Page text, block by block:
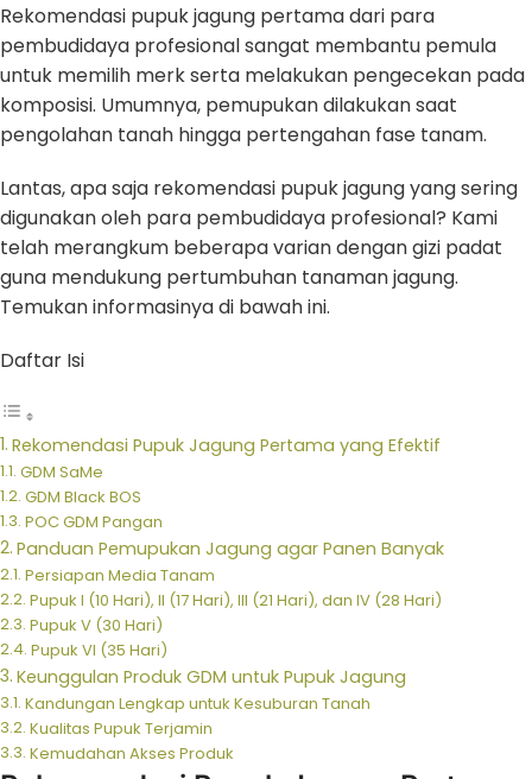
Rekomendasi pupuk jagung pertama dari para
pembudidaya profesional sangat membantu pemula
untuk memilih merk serta melakukan pengecekan pada
komposisi. Umumnya, pemupukan dilakukan saat
pengolahan tanah hingga pertengahan fase tanam.
Lantas, apa saja rekomendasi pupuk jagung yang sering
digunakan oleh para pembudidaya profesional? Kami
telah merangkum beberapa varian dengan gizi padat
guna mendukung pertumbuhan tanaman jagung.
Temukan informasinya di bawah ini.
Daftar Isi
Rekomendasi Pupuk Jagung Pertama yang Efektif
GDM SaMe
GDM Black BOS
POC GDM Pangan
Panduan Pemupukan Jagung agar Panen Banyak
Persiapan Media Tanam
Pupuk I (10 Hari), II (17 Hari), III (21 Hari), dan IV (28 Hari)
Pupuk V (30 Hari)
Pupuk VI (35 Hari)
Keunggulan Produk GDM untuk Pupuk Jagung
Kandungan Lengkap untuk Kesuburan Tanah
Kualitas Pupuk Terjamin
Kemudahan Akses Produk